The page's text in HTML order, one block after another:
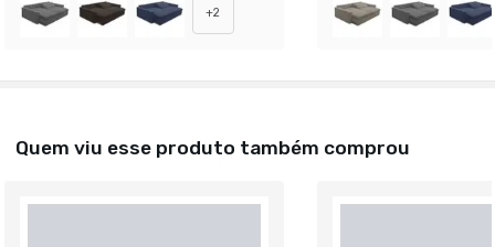
+2
Quem viu esse produto também comprou